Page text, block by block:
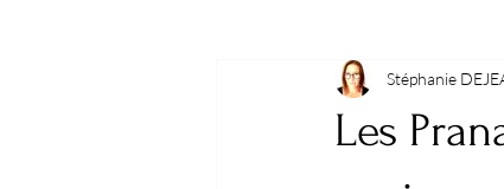
Spiritualité et Eveil Spirituel
Les
Stéphanie